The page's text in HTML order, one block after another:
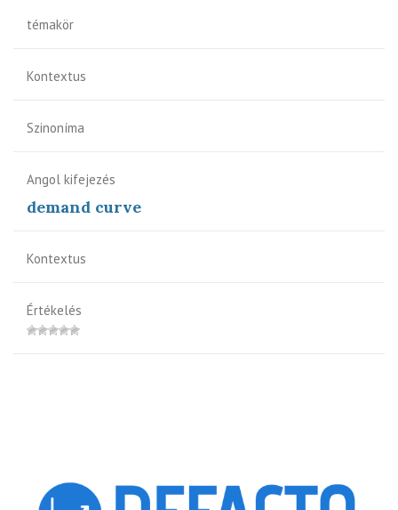
témakör
Kontextus
Szinoníma
Angol kifejezés
demand curve
Kontextus
Értékelés